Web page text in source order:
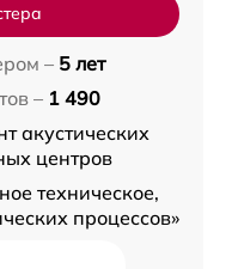
– 5 лет
– 1 490
акустических
центров
техническое,
процессов»